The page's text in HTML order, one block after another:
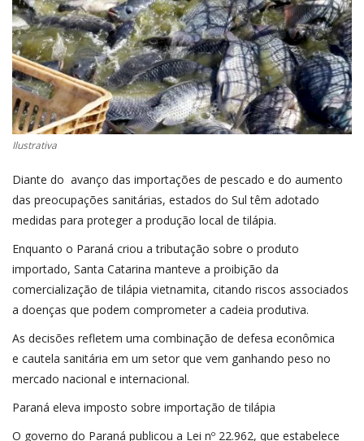
Ilustrativa
Diante do avanço das importações de pescado e do aumento
das preocupações sanitárias, estados do Sul têm adotado
medidas para proteger a produção local de tilápia.
Enquanto o Paraná criou a tributação sobre o produto
importado, Santa Catarina manteve a proibição da
comercialização de tilápia vietnamita, citando riscos associados
a doenças que podem comprometer a cadeia produtiva.
As decisões refletem uma combinação de defesa econômica
e cautela sanitária em um setor que vem ganhando peso no
mercado nacional e internacional.
Paraná eleva imposto sobre importação de tilápia
O governo do Paraná publicou a Lei nº 22.962, que estabelece